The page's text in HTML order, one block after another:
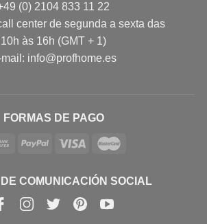
(0) 2104 833 11 22
center de segunda a sexta das
10h às 16h (GMT + 1)
mail: info@profhome.es
FORMAS DE PAGO
DE COMUNICACIÓN SOCIAL